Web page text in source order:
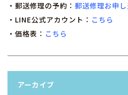
・郵送修理の予約： 郵送修理お申
・LINE公式アカウント： こちら
・価格表： こちら
アーカイブ